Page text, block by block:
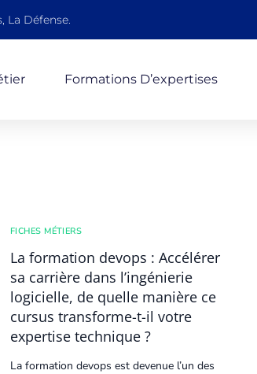
La Défense.
Formations D’expertises
FICHES MÉTIERS
La formation devops : Accélérer
sa carrière dans l’ingénierie
logicielle, de quelle manière ce
cursus transforme-t-il votre
expertise technique ?
La formation devops est devenue l’un des